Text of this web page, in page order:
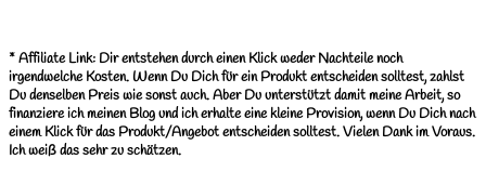
*Affiliate Link: Dir entstehen durch einen Klick weder Nachteile noch
irgendwelche Kosten. Wenn Du Dich für ein Produkt entscheiden solltest, zahlst
Du denselben Preis wie sonst auch. Aber Du unterstützt damit meine Arbeit, so
finanziere ich meinen Blog und ich erhalte eine kleine Provision, wenn Du Dich nach
einem Klick für das Produkt/Angebot entscheiden solltest. Vielen Dank im Voraus.
Ich weiß das sehr zu schätzen.